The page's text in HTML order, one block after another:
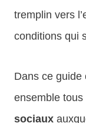
tremplin vers
conditions qui
Dans ce guide
ensemble tous
sociaux